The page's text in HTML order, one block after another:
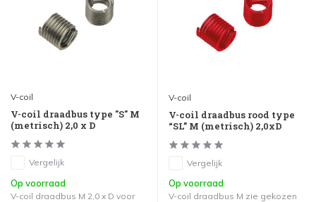
V-coil
V-coil draadbus type "S" M
(metrisch) 2,0 x D
Vergelijk
Op voorraad
V-coil draadbus M 2,0 x D voor
V-coil
V-coil draadbus rood type
“SL” M (metrisch) 2,0xD
Vergelijk
Op voorraad
V-coil draadbus M zie gekozen